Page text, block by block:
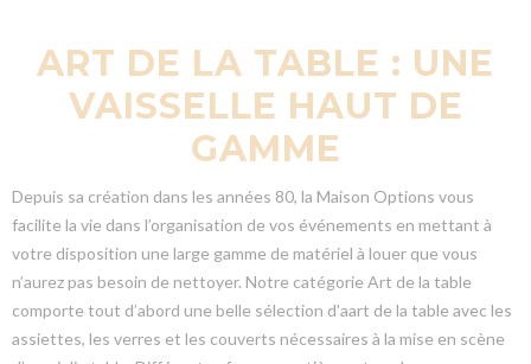
ART DE LA TABLE : UNE
VAISSELLE HAUT DE
GAMME
Depuis sa création dans les années 80, la Maison Options vous
facilite la vie dans l’organisation de vos événements en mettant à
votre disposition une large gamme de matériel à louer que vous
n’aurez pas besoin de nettoyer. Notre catégorie Art de la table
comporte tout d’abord une belle sélection d'aart de la table avec les
assiettes, les verres et les couverts nécessaires à la mise en scène